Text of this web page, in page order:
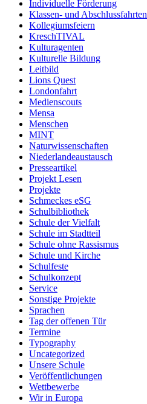
Individuelle Förderung
Klassen- und Abschlussfahrten
Kollegiumsfeiern
KreschTIVAL
Kulturagenten
Kulturelle Bildung
Leitbild
Lions Quest
Londonfahrt
Medienscouts
Mensa
Menschen
MINT
Naturwissenschaften
Niederlandeaustausch
Presseartikel
Projekt Lesen
Projekte
Schmeckes eSG
Schulbibliothek
Schule der Vielfalt
Schule im Stadtteil
Schule ohne Rassismus
Schule und Kirche
Schulfeste
Schulkonzept
Service
Sonstige Projekte
Sprachen
Tag der offenen Tür
Termine
Typography
Uncategorized
Unsere Schule
Veröffentlichungen
Wettbewerbe
Wir in Europa